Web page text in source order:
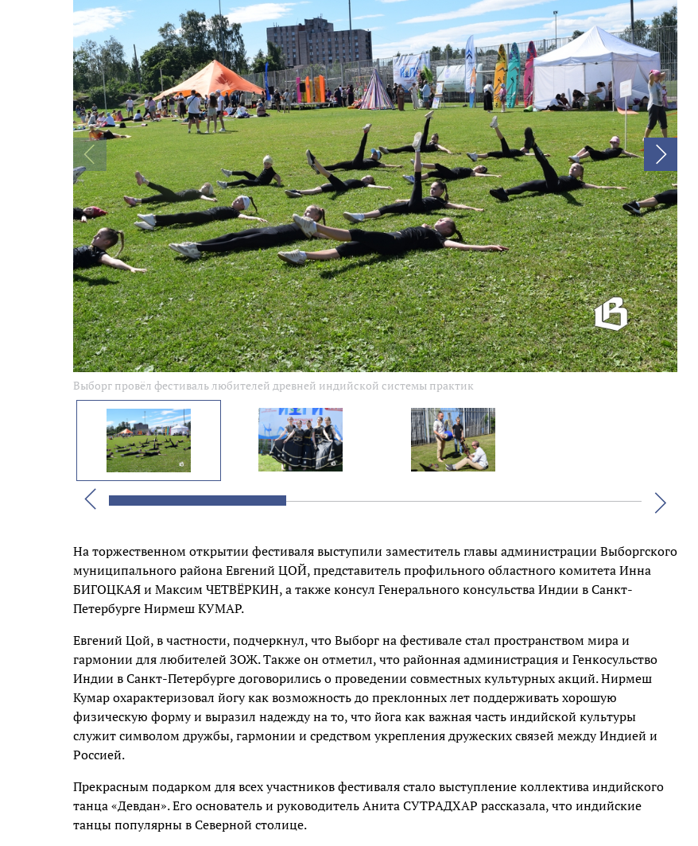
Выборг провёл фестиваль любителей древней индийской системы практик
Назад
Вперед
На торжественном открытии фестиваля выступили заместитель главы администрации Выборгского
муниципального района Евгений ЦОЙ, представитель профильного областного комитета Инна
БИГОЦКАЯ и Максим ЧЕТВЁРКИН, а также консул Генерального консульства Индии в Санкт-
Петербурге Нирмеш КУМАР.
Евгений Цой, в частности, подчеркнул, что Выборг на фестивале стал пространством мира и
гармонии для любителей ЗОЖ. Также он отметил, что районная администрация и Генкосульство
Индии в Санкт-Петербурге договорились о проведении совместных культурных акций. Нирмеш
Кумар охарактеризовал йогу как возможность до преклонных лет поддерживать хорошую
физическую форму и выразил надежду на то, что йога как важная часть индийской культуры
служит символом дружбы, гармонии и средством укрепления дружеских связей между Индией и
Россией.
Прекрасным подарком для всех участников фестиваля стало выступление коллектива индийского
танца «Девдан». Его основатель и руководитель Анита СУТРАДХАР рассказала, что индийские
танцы популярны в Северной столице.